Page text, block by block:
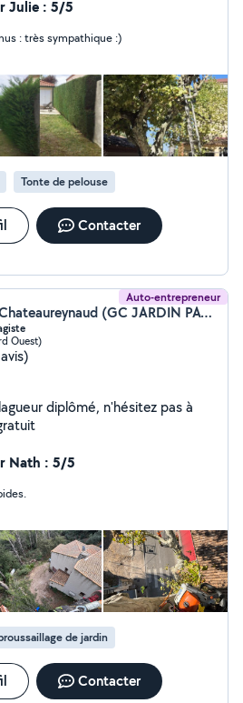
Julie : 5/5
et expérimenté. bonus : très sympathique :)
Tonte de pelouse
Contacter
Auto-entrepreneur
Guillaume Chateaureynaud (GC JARDIN PAYSAGE)
Ouest)
diplômé, n'hésitez pas à
Nath : 5/5
de jardin
Contacter